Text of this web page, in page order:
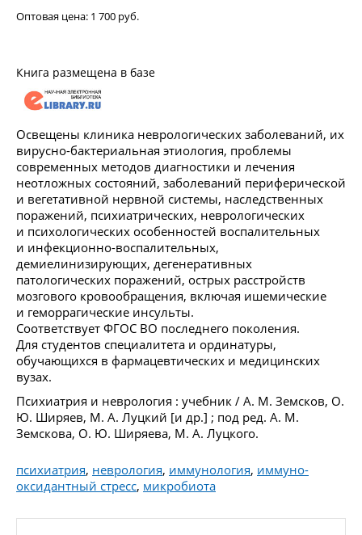
Оптовая цена: 1 700 руб.
Книга размещена в базе
Освещены клиника неврологических заболеваний, их
вирусно-бактериальная этиология, проблемы
современных методов диагностики и лечения
неотложных состояний, заболеваний периферической
и вегетативной нервной системы, наследственных
поражений, психиатрических, неврологических
и психологических особенностей воспалительных
и инфекционно-воспалительных,
демиелинизирующих, дегенеративных
патологических поражений, острых расстройств
мозгового кровообращения, включая ишемические
и геморрагические инсульты.
Соответствует ФГОС ВО последнего поколения.
Для студентов специалитета и ординатуры,
обучающихся в фармацевтических и медицинских
вузах.
Психиатрия и неврология : учебник / А. М. Земсков, О.
Ю. Ширяев, М. А. Луцкий [и др.] ; под ред. А. М.
Земскова, О. Ю. Ширяева, М. А. Луцкого.
психиатрия, неврология, иммунология, иммуно-
оксидантный стресс, микробиота